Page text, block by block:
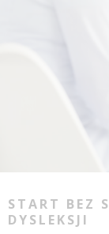
START BEZ
DYSLEKSJI